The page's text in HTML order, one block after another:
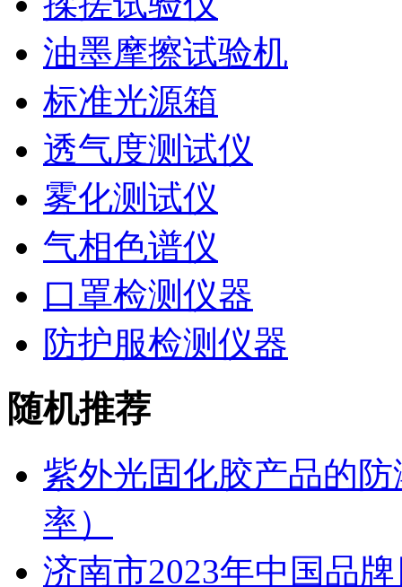
油墨摩擦试验机
标准光源箱
透气度测试仪
雾化测试仪
气相色谱仪
口罩检测仪器
防护服检测仪器
随机推荐
紫外光固化胶产品的
率）
济南市2023年中国品